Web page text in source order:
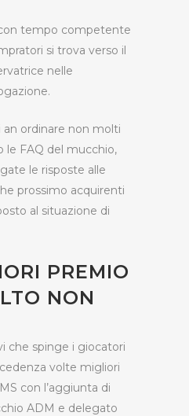
tempo competente
si trova verso il
nelle
an ordinare non molti
le FAQ del mucchio,
le risposte alle
prossimo acquirenti
al situazione di
PREMIO
NON
che spinge i giocatori
volte migliori
con l’aggiunta di
ADM e delegato